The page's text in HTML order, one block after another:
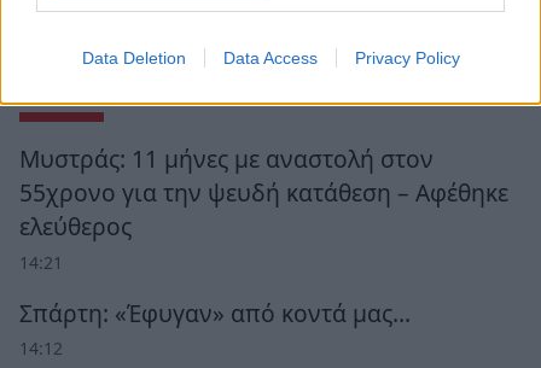
Data Deletion Data Access Privacy Policy
Ροή Ειδήσεων
Μυστράς: 11 μήνες με αναστολή στον
55χρονο για την ψευδή κατάθεση – Αφέθηκε
ελεύθερος
14:21
Σπάρτη: «Έφυγαν» από κοντά μας…
14:12